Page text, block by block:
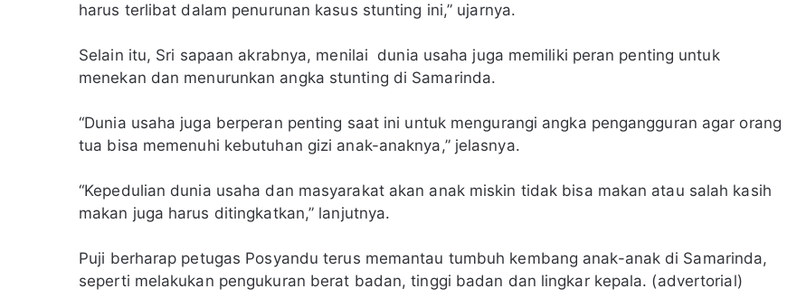
harus terlibat dalam penurunan kasus stunting ini,” ujarnya.
Selain itu, Sri sapaan akrabnya, menilai dunia usaha juga memiliki peran penting untuk
menekan dan menurunkan angka stunting di Samarinda.
“Dunia usaha juga berperan penting saat ini untuk mengurangi angka pengangguran agar orang
tua bisa memenuhi kebutuhan gizi anak-anaknya,” jelasnya.
“Kepedulian dunia usaha dan masyarakat akan anak miskin tidak bisa makan atau salah kasih
makan juga harus ditingkatkan,” lanjutnya.
Puji berharap petugas Posyandu terus memantau tumbuh kembang anak-anak di Samarinda,
seperti melakukan pengukuran berat badan, tinggi badan dan lingkar kepala. (advertorial)